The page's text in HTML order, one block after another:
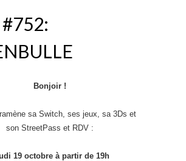
#752:
Bonjoir !
sa Switch, ses jeux, sa 3Ds et
son StreetPass et RDV :
19 octobre à partir de 19h